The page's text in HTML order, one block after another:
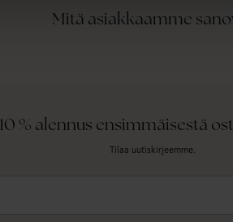
Mitä asiakkaamme
10 % alennus ensimmäisestä
Tilaa uutiskirjeemme.